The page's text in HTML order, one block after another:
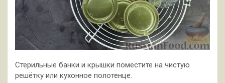
Стерильные банки и крышки поместите на чистую
решётку или кухонное полотенце.